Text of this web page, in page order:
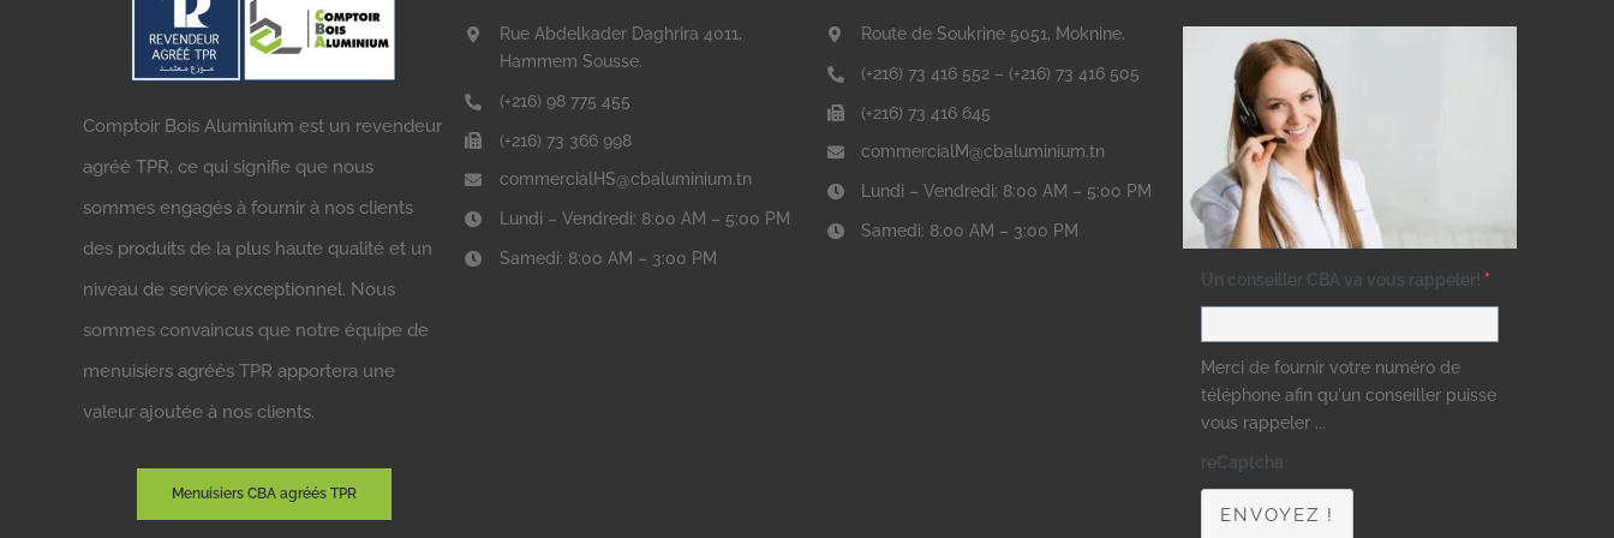
Comptoir Bois Aluminium est un revendeur
agréé TPR, ce qui signifie que nous
sommes engagés à fournir à nos clients
des produits de la plus haute qualité et un
niveau de service exceptionnel. Nous
sommes convaincus que notre équipe de
menuisiers agréés TPR apportera une
valeur ajoutée à nos clients.
Menuisiers CBA agréés TPR
Rue Abdelkader Daghrira 4011,
Hammem Sousse.
(+216) 98 775 455
(+216) 73 366 998
commercialHS@cbaluminium.tn
Lundi – Vendredi: 8:00 AM – 5:00 PM
Samedi: 8:00 AM – 3:00 PM
Route de Soukrine 5051, Moknine.
(+216) 73 416 552 – (+216) 73 416 505
(+216) 73 416 645
commercialM@cbaluminium.tn
Lundi – Vendredi: 8:00 AM – 5:00 PM
Samedi: 8:00 AM – 3:00 PM
Un conseiller CBA va vous rappeler! *
Merci de fournir votre numéro de
téléphone afin qu'un conseiller puisse
vous rappeler ...
reCaptcha
ENVOYEZ !